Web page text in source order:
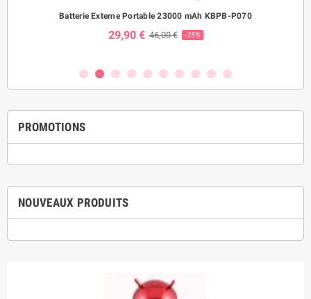
Batterie Externe Portable 23000 mAh KBPB-P070
29,90 € 46,00 € -35%
PROMOTIONS
NOUVEAUX PRODUITS